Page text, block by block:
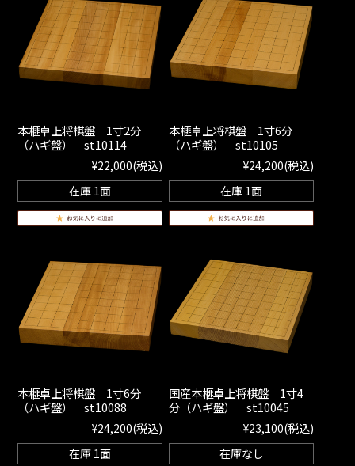
本榧卓上将棋盤 1寸2分
（ハギ盤） st10114
¥22,000(税込)
在庫 1面
本榧卓上将棋盤 1寸6分
（ハギ盤） st10105
¥24,200(税込)
在庫 1面
本榧卓上将棋盤 1寸6分
（ハギ盤） st10088
¥24,200(税込)
在庫 1面
国産本榧卓上将棋盤 1寸4
分（ハギ盤） st10045
¥23,100(税込)
在庫なし